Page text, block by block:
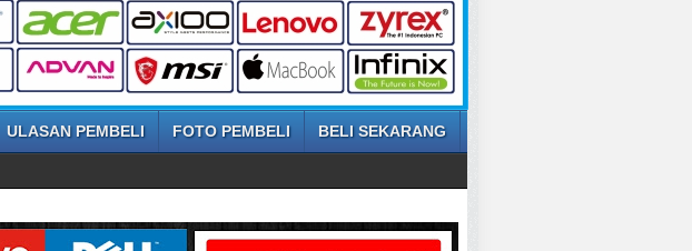
ULASAN PEMBELI FOTO PEMBELI BELI SEKARANG